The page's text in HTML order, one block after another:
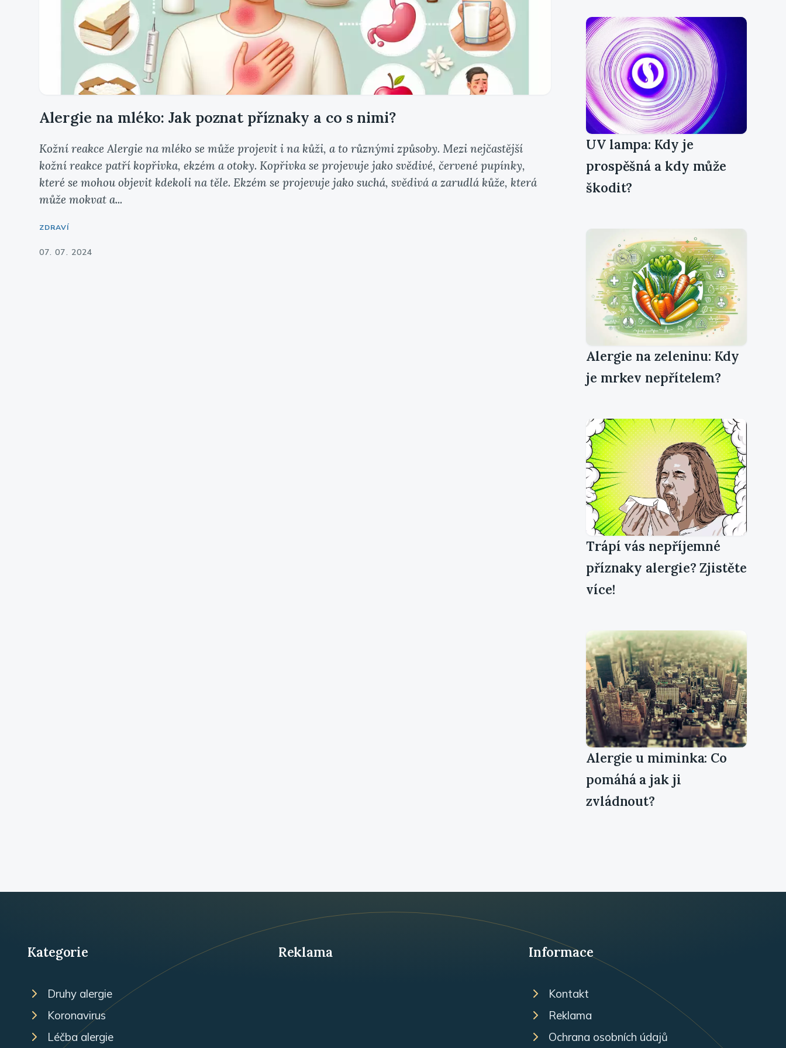
Alergie na mléko: Jak poznat příznaky a co s nimi?
Kožní reakce Alergie na mléko se může projevit i na kůži, a to různými způsoby. Mezi nejčastější
kožní reakce patří kopřivka, ekzém a otoky. Kopřivka se projevuje jako svědivé, červené pupínky,
které se mohou objevit kdekoli na těle. Ekzém se projevuje jako suchá, svědivá a zarudlá kůže, která
může mokvat a...
ZDRAVÍ
07. 07. 2024
UV lampa: Kdy je
prospěšná a kdy může
škodit?
Alergie na zeleninu: Kdy
je mrkev nepřítelem?
Trápí vás nepříjemné
příznaky alergie? Zjistěte
více!
Alergie u miminka: Co
pomáhá a jak ji
zvládnout?
Kategorie
Druhy alergie
Koronavirus
Léčba alergie
Reklama Informace
Kontakt
Reklama
Ochrana osobních údajů